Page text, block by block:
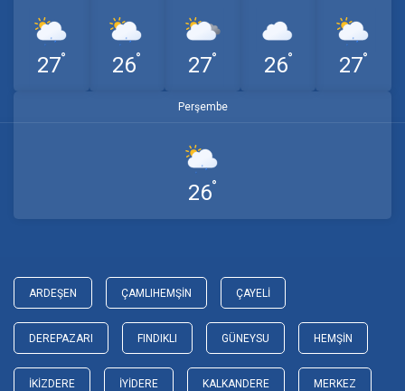
27° 26° 27° 26° 27°
Perşembe
26°
ARDEŞEN ÇAMLIHEMŞIN ÇAYELI
DEREPAZARI FINDIKLI GÜNEYSU HEMŞIN
İKIZDERE İYIDERE KALKANDERE MERKEZ